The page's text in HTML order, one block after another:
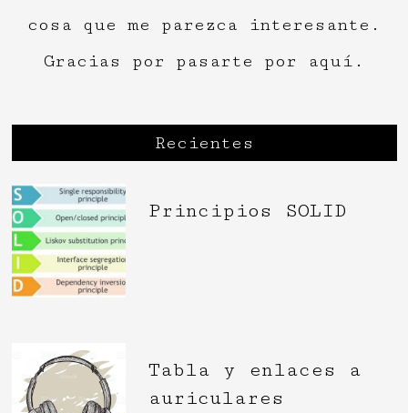
cosa que me parezca interesante.
Gracias por pasarte por aquí.
Recientes
Principios SOLID
Tabla y enlaces a
auriculares